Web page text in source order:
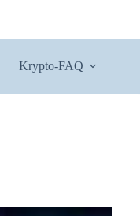
Krypto-FAQ